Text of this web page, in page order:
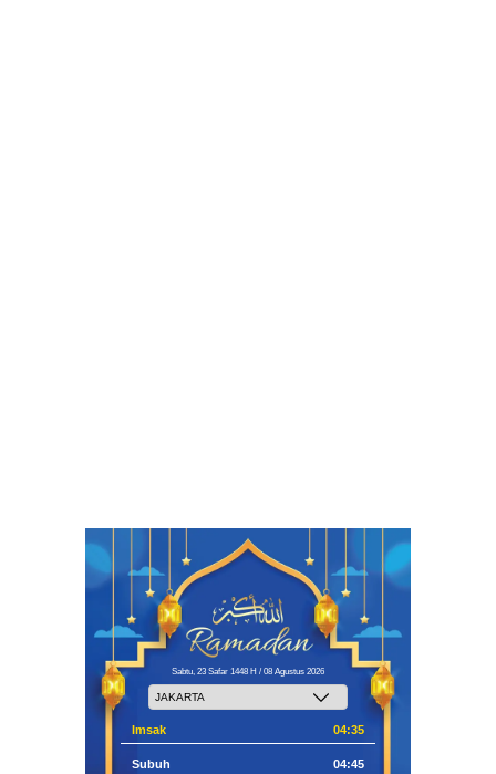
Sabtu, 23 Safar 1448 H / 08 Agustus 2026
Imsak 04:35
Subuh 04:45